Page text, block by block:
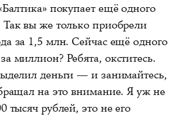
покупает ещё одного
вы же только приобрели
за 1,5 млн. Сейчас ещё одного
миллион? Ребята, окститесь.
деньги — и занимайтесь,
на это внимание. Я уж не
тысяч рублей, это не его